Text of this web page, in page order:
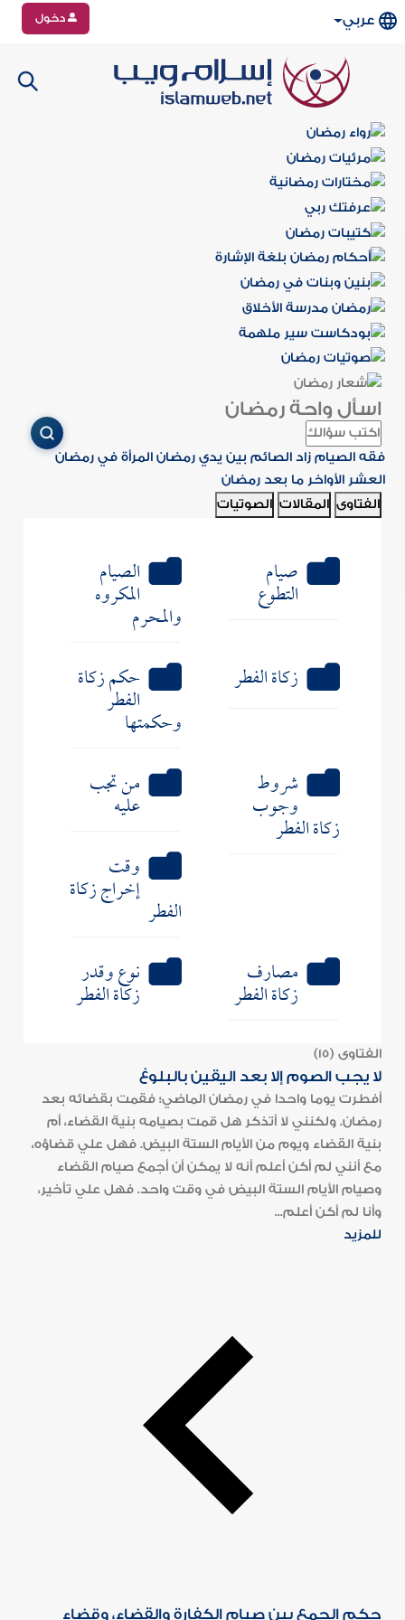
عربي دخول
اسأل واحة رمضان
فقه الصيام زاد الصائم بين يدي رمضان المرأة في رمضان
العشر الأواخر ما بعد رمضان
الفتاوى المقالات الصوتيات
صيام
التطوع
الصيام
المكروه
والمحرم
زكاة الفطر
حكم زكاة
الفطر
وحكمتها
شروط
وجوب
زكاة الفطر
من تجب
عليه
وقت
إخراج زكاة
الفطر
مصارف
زكاة الفطر
نوع وقدر
زكاة الفطر
الفتاوى (15)
لا يجب الصوم إلا بعد اليقين بالبلوغ
أفطرت يوما واحدا في رمضان الماضي؛ فقمت بقضائه بعد
رمضان. ولكنني لا أتذكر هل قمت بصيامه بنية القضاء، أم
بنية القضاء ويوم من الأيام الستة البيض. فهل علي قضاؤه،
مع أنني لم أكن أعلم أنه لا يمكن أن أجمع صيام القضاء
وصيام الأيام الستة البيض في وقت واحد. فهل علي تأخير،
وأنا لم أكن أعلم...
للمزيد
حكم الجمع بين صيام الكفارة والقضاء، وقضاء